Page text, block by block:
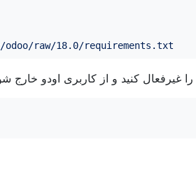
raw/18.0/requirements.txt
کنید و از کاربری اودو خارج